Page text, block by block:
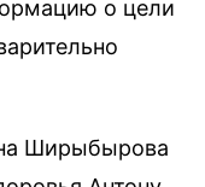
о цели
Ширыбырова